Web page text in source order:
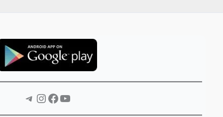
Telegram Instagram Facebook YouTube